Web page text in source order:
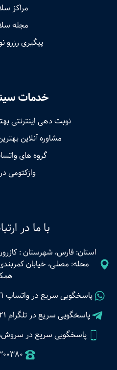
مراکز
مجله
پیگیری رزرو
خدمات
نوبت‌ دهی اینترنتی
مشاوره آنلاین
گروه های
وازکتومی
با ما در
استان: فارس، شهرستان :
پاسخگویی سریع در واتساپ
پاسخگویی سریع در تلگرام
پاسخگویی سریع در سروش، بله و